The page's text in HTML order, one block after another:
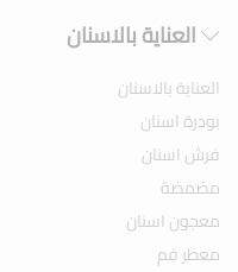
العناية بالاسنان
العناية بالاسنان
بودرة اسنان
فرش اسنان
مضمضة
معجون اسنان
معطر فم